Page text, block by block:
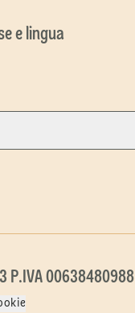
e lingua
P.IVA 00638480988